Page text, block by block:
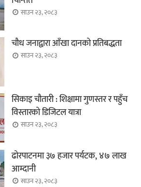
साउन २३, २०८३
चौध जनाद्वारा आँखा दानको प्रतिबद्धता
साउन २३, २०८३
सिकाइ चौतारी : शिक्षामा गुणस्तर र पहुँच
विस्तारको डिजिटल यात्रा
साउन २३, २०८३
ढोरपाटनमा ३७ हजार पर्यटक, ४७ लाख
आम्दानी
साउन २३, २०८३